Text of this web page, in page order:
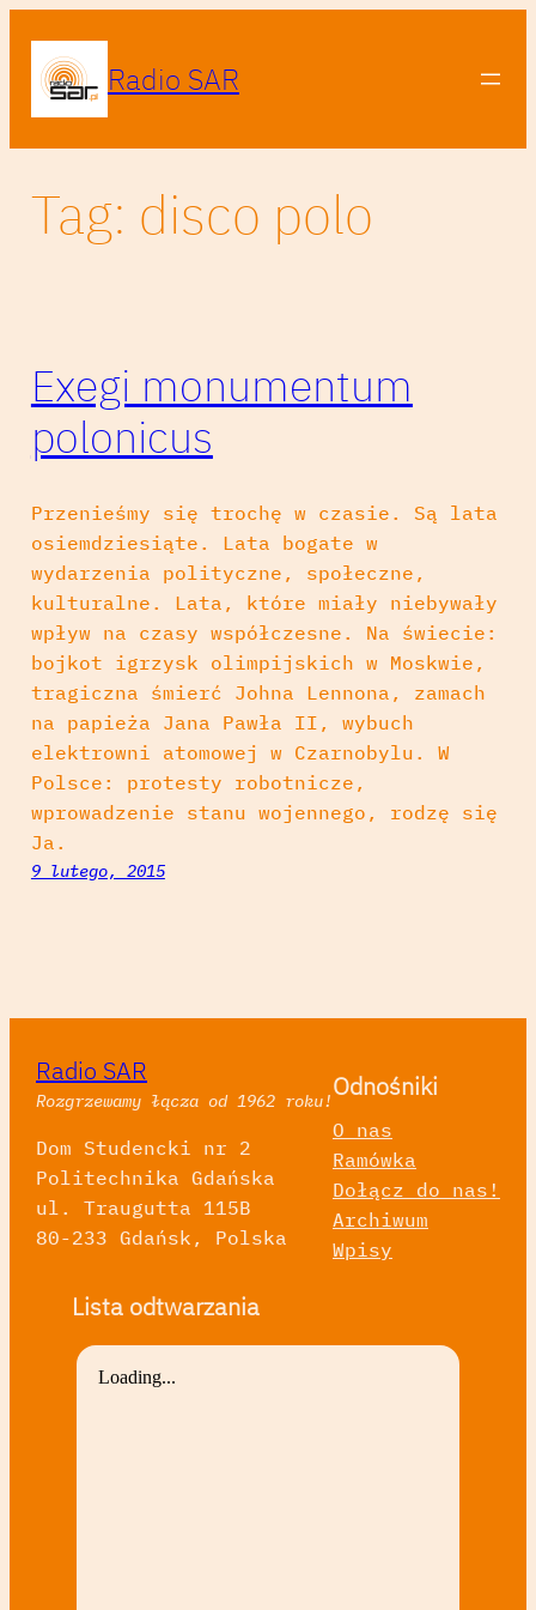
treści
Radio SAR
Tag: disco polo
Exegi monumentum
polonicus
Przenieśmy się trochę w czasie. Są lata
osiemdziesiąte. Lata bogate w
wydarzenia polityczne, społeczne,
kulturalne. Lata, które miały niebywały
wpływ na czasy współczesne. Na świecie:
bojkot igrzysk olimpijskich w Moskwie,
tragiczna śmierć Johna Lennona, zamach
na papieża Jana Pawła II, wybuch
elektrowni atomowej w Czarnobylu. W
Polsce: protesty robotnicze,
wprowadzenie stanu wojennego, rodzę się
Ja.
9 lutego, 2015
Radio SAR
Rozgrzewamy łącza od 1962 roku!
Dom Studencki nr 2
Politechnika Gdańska
ul. Traugutta 115B
80-233 Gdańsk, Polska
Odnośniki
O nas
Ramówka
Dołącz do nas!
Archiwum
Wpisy
Lista odtwarzania